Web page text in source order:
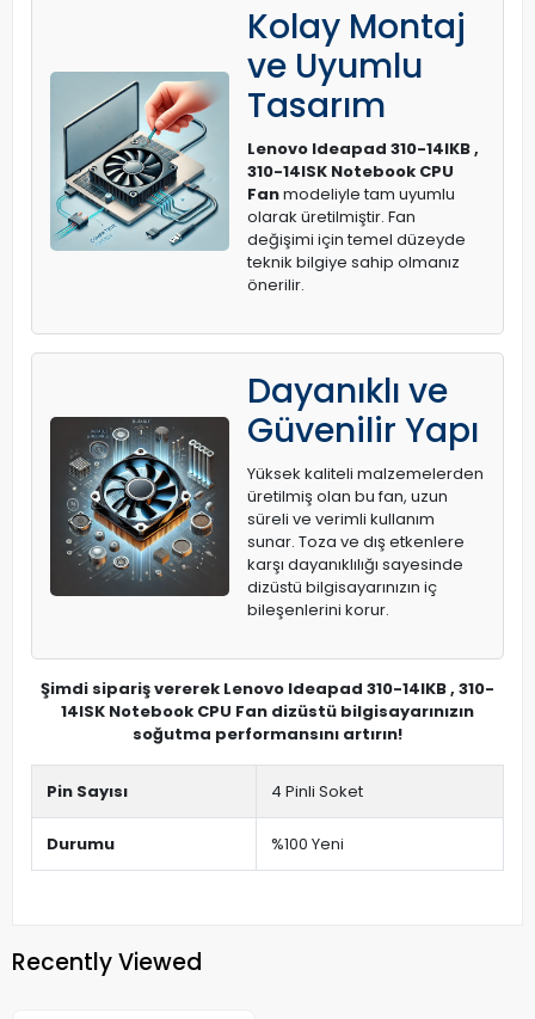
Kolay Montaj
ve Uyumlu
Tasarım
Lenovo Ideapad 310-14IKB ,
310-14ISK Notebook CPU
Fanmodeliyle tam uyumlu
olarak üretilmiştir. Fan
değişimi için temel düzeyde
teknik bilgiye sahip olmanız
önerilir.
Dayanıklı ve
Güvenilir Yapı
Yüksek kaliteli malzemelerden
üretilmiş olan bu fan, uzun
süreli ve verimli kullanım
sunar. Toza ve dış etkenlere
karşı dayanıklılığı sayesinde
dizüstü bilgisayarınızın iç
bileşenlerini korur.
Şimdi sipariş vererek Lenovo Ideapad 310-14IKB , 310-
14ISK Notebook CPU Fan dizüstü bilgisayarınızın
soğutma performansını artırın!
Pin Sayısı 4 Pinli Soket
Durumu %100 Yeni
Recently Viewed